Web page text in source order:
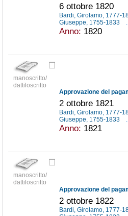
6 ottobre 1820
Bardi, Girolamo, 1777-
Giuseppe, 1755-1833
Anno: 1820
manoscritto/
dattiloscritto
2 ottobre 1821
Bardi, Girolamo, 1777-
Giuseppe, 1755-1833
Anno: 1821
manoscritto/
dattiloscritto
2 ottobre 1822
Bardi, Girolamo, 1777-